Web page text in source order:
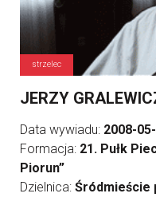
strzelec
JERZY
Data wywiadu: 2008-
Formacja: 21. Pułk
Piorun”
Dzielnica: Śródmieście